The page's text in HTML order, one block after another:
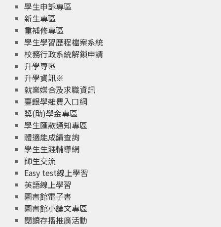
學生申訴專區
新生專區
重補修專區
學生學習歷程檔案系統
校務行政系統解鎖申請
升學專區
升學資訊※
就業媒合及求職資訊
臺銀學雜費入口網
獎(助)學金專區
學生匯款通知專區
體適能成績查詢
學生生涯輔導網
師生交流
Easy test線上學習
英語線上學習
圖書館電子書
圖書館小論文專區
閱讀存摺推廣活動